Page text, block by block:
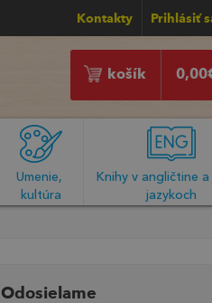
Kontakty Prihlásiť
0,00
košík
Umenie,
kultúra
Knihy v angličtine a
jazykoch
Odosielame